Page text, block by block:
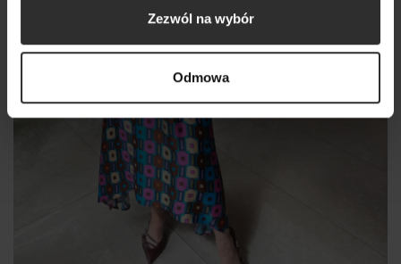
Zezwól na wybór
Odmowa